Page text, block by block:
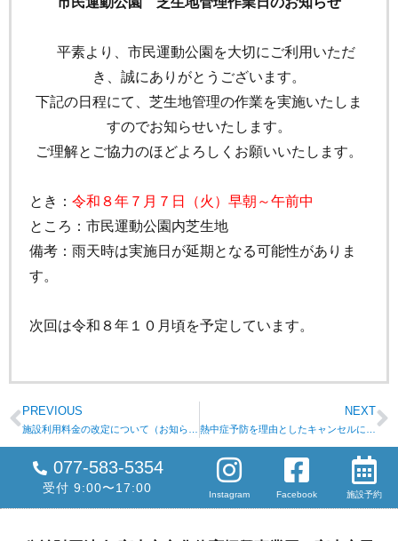
平素より、市民運動公園を大切にご利用いただ
き、誠にありがとうございます。
下記の日程にて、芝生地管理の作業を実施いたしま
すのでお知らせいたします。
ご理解とご協力のほどよろしくお願いいたします。
とき： 令和８年７月７日（火）早朝～午前中
ところ：市民運動公園内芝生地
備考：雨天時は実施日が延期となる可能性がありま
す。
次回は令和８年１０月頃を予定しています。
PREVIOUS NEXT
077-583-5354
受付 9:00〜17:00 Instagram Facebook 施設予約